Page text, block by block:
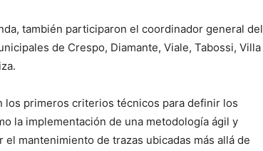
también participaron el coordinador general del
de Crespo, Diamante, Viale, Tabossi, Villa
los primeros criterios técnicos para definir los
la implementación de una metodología ágil y
mantenimiento de trazas ubicadas más allá de